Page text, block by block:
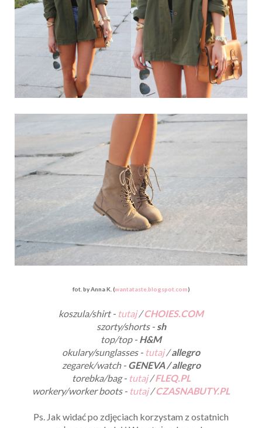
fot. by Anna K. (wantataste.blogspot.com)
koszula/shirt - tutaj/CHOIES.COM
szorty/shorts - sh
top/top - H&M
okulary/sunglasses - tutaj/allegro
zegarek/watch - GENEVA / allegro
torebka/bag - tutaj/FLEQ.PL
workery/worker boots - tutaj/ CZASNABUTY.PL
Ps. Jak widać po zdjęciach korzystam z ostatnich